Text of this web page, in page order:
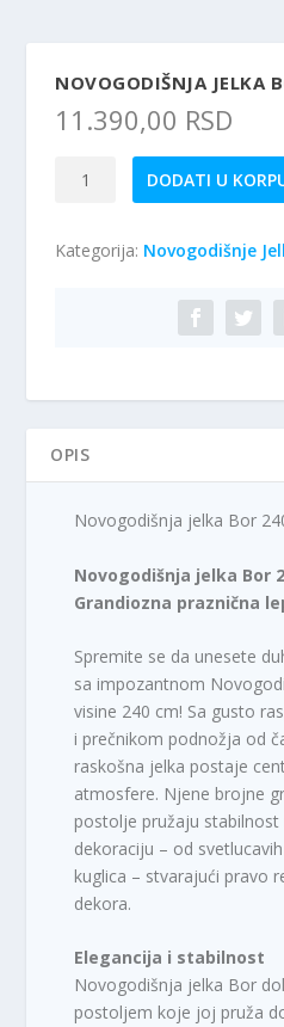
NOVOGODIŠNJA JELKA
11.390,00 RSD
Novogodišnja
240cm
DODATI U
Kategorija: Novogodišnje
OPIS
Novogodišnja jelka Bor
Novogodišnja jelka Bor
Grandiozna praznična
Spremite se da unesete
sa impozantnom
visine 240 cm! Sa gusto
i prečnikom podnožja od
raskošna jelka postaje
atmosfere. Njene brojne
postolje pružaju
dekoraciju – od
kuglica – stvarajući pravo
dekora.
Elegancija i stabilnost
Novogodišnja jelka Bor
postoljem koje joj pruža